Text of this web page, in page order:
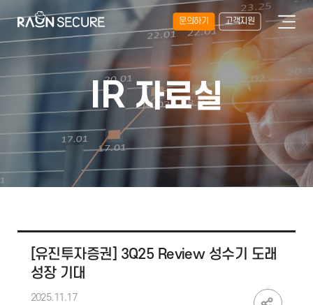
문의하기 고객지원
IR자료실
[유진투자증권] 3Q25 Review 성수기 도래
성장 기대
2025.11.17